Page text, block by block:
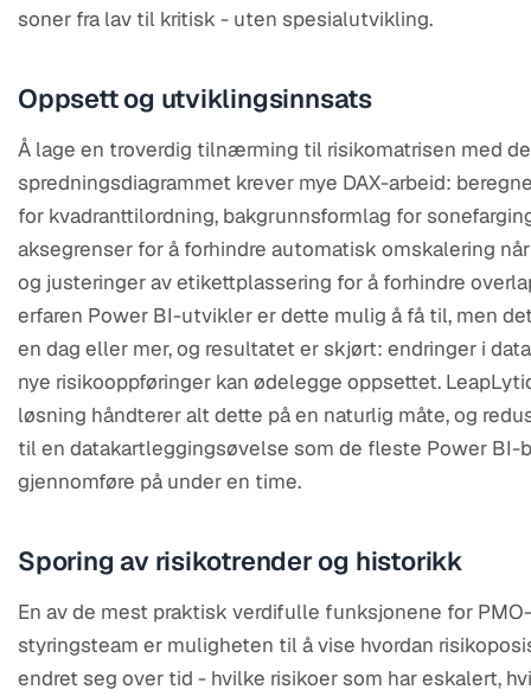
soner fra lav til kritisk - uten spesialutvikling.
Oppsett og utviklingsinnsats
Å lage en troverdig tilnærming til risikomatrisen med
spredningsdiagrammet krever mye DAX-arbeid:
for kvadranttilordning, bakgrunnsformlag for
aksegrenser for å forhindre automatisk omskalering
og justeringer av etikettplassering for å forhindre
erfaren Power BI-utvikler er dette mulig å få til, men
en dag eller mer, og resultatet er skjørt: endringer i
nye risikooppføringer kan ødelegge oppsettet.
løsning håndterer alt dette på en naturlig måte, og
til en datakartleggingsøvelse som de fleste Power BI-
gjennomføre på under en time.
Sporing av risikotrender og historikk
En av de mest praktisk verdifulle funksjonene for
styringsteam er muligheten til å vise hvordan
endret seg over tid - hvilke risikoer som har eskalert,